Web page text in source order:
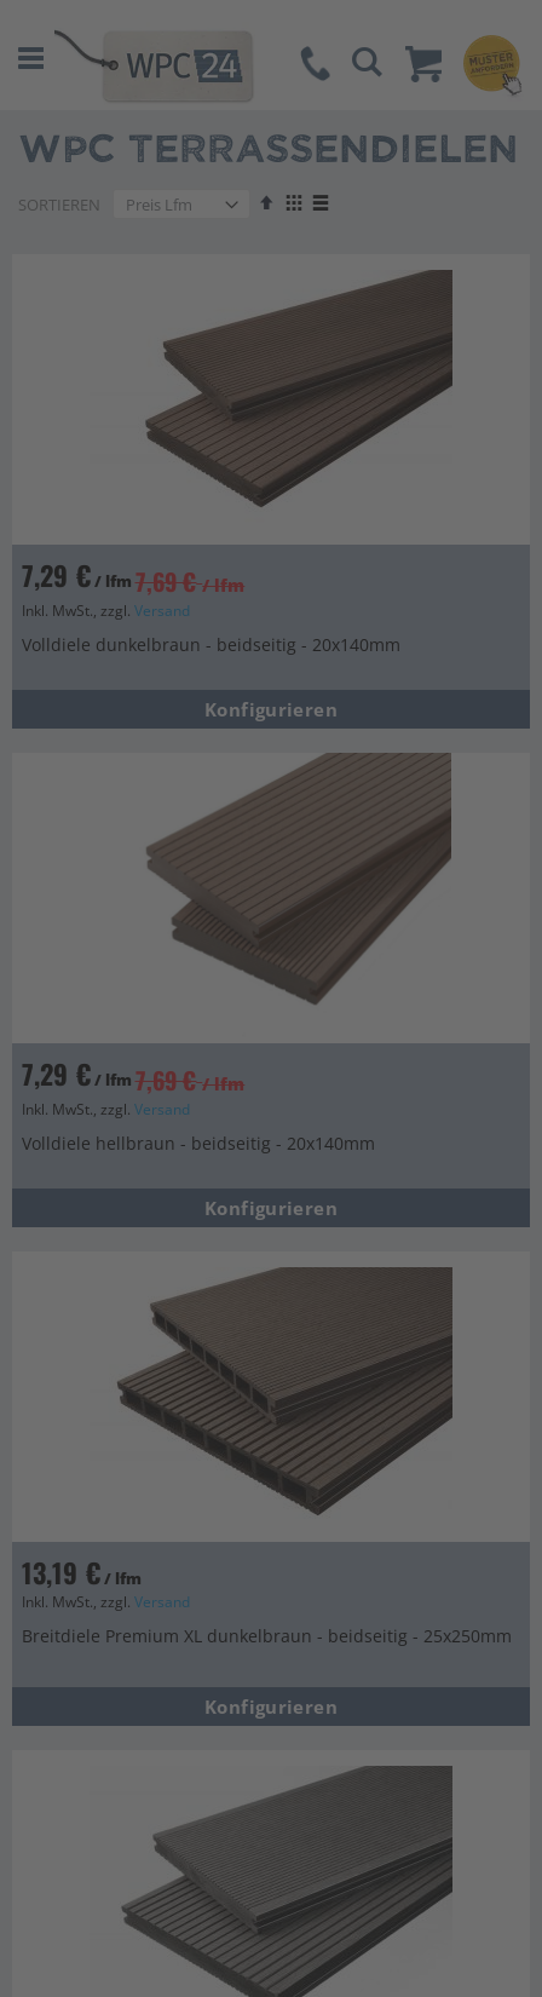
Suche
WPC TERRASSENDIELEN
SORTIEREN
AbsteigendAnzeigen
7,29 €/ lfm 7,69 € / lfm
Inkl. MwSt., zzgl. Versand
Volldiele dunkelbraun - beidseitig - 20x140mm
Konfigurieren
7,29 €/ lfm 7,69 € / lfm
Inkl. MwSt., zzgl. Versand
Volldiele hellbraun - beidseitig - 20x140mm
Konfigurieren
13,19 €/ lfm
Inkl. MwSt., zzgl. Versand
Breitdiele Premium XL dunkelbraun - beidseitig - 25x250mm
Konfigurieren